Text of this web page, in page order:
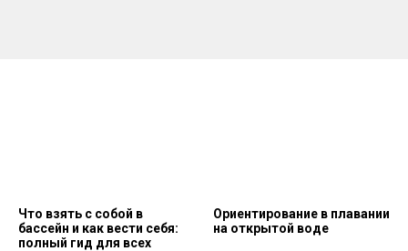
Что взять с собой в
бассейн и как вести себя:
полный гид для всех
Ориентирование в плавании
на открытой воде